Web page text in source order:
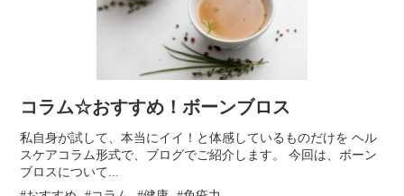
コラム☆おすすめ！ボーンブロス
私自身が試して、本当にイイ！と体感しているものだけを ヘル
スケアコラム形式で、ブログでご紹介します。 今回は、ボーン
ブロスについて...